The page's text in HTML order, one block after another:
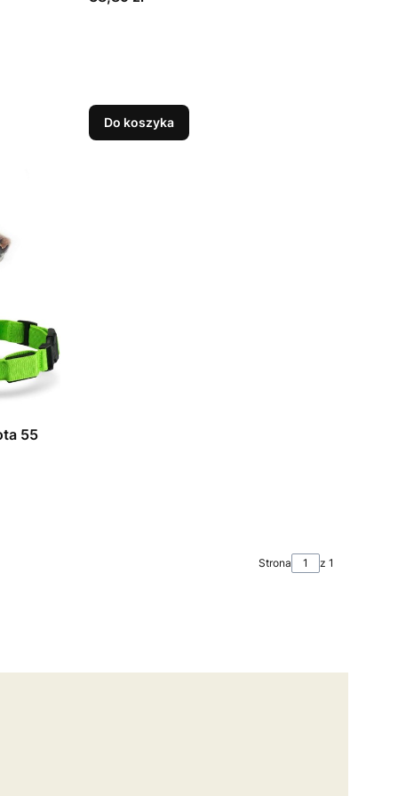
Do koszyka
55
Strona z 1